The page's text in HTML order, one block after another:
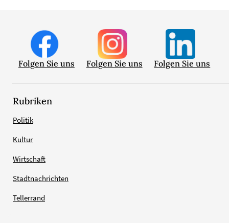
Folgen Sie uns Folgen Sie uns Folgen Sie uns
Rubriken
Politik
Kultur
Wirtschaft
Stadtnachrichten
Tellerrand